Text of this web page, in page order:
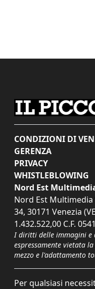
CONDIZIONI DI
GERENZA
PRIVACY
WHISTLEBLOWING
Nord Est
Nord Est Multimedia
34, 30171 Venezia
1.432.522,00 C.F.
I diritti delle immagini e
espressamente vietata
mezzo e l'adattamento
Per qualsiasi